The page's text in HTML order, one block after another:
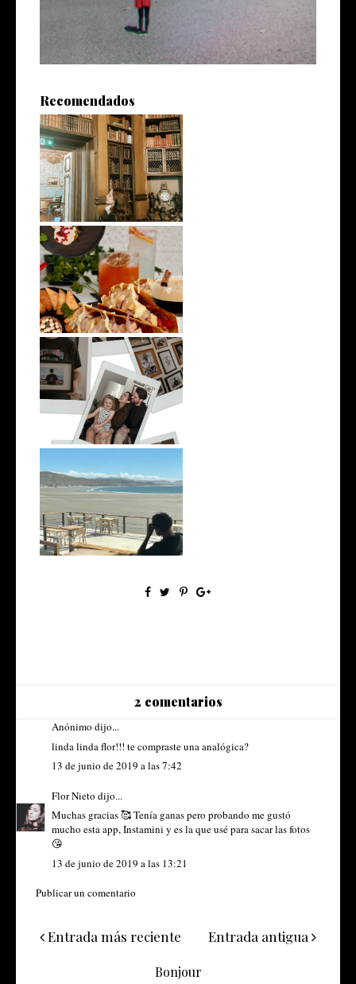
Recomendados
The Library at Miramare
Castle, Tri...
El Gancho: A new mexican
taqueria i...
From Patagonia to Split: The
Story ...
Del Viento: The Best Coffee
2 comentarios
Anónimo dijo...
linda linda flor!!! te compraste una analógica?
13 de junio de 2019 a las 7:42
Flor Nieto dijo...
Muchas gracias 🥰 Tenía ganas pero probando me gustó
mucho esta app, Instamini y es la que usé para sacar las fotos
😘
13 de junio de 2019 a las 13:21
Publicar un comentario
Entrada más reciente Entrada antigua
Bonjour